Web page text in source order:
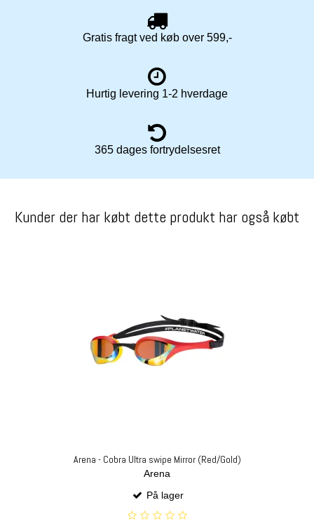
Gratis fragt ved køb over 599,-
Hurtig levering 1-2 hverdage
365 dages fortrydelsesret
Kunder der har købt dette produkt har også købt
Arena - Cobra Ultra swipe Mirror (Red/Gold)
Arena
På lager